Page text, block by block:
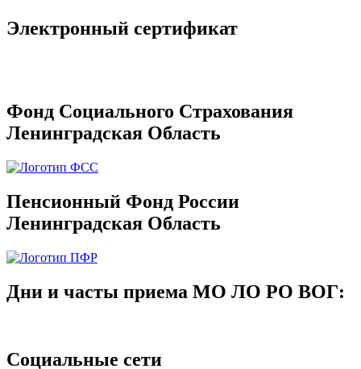
Электронный сертификат
Фонд Социального Страхования
Ленинградская Область
Пенсионный Фонд России
Ленинградская Область
Дни и часты приема МО ЛО РО ВОГ:
Социальные сети